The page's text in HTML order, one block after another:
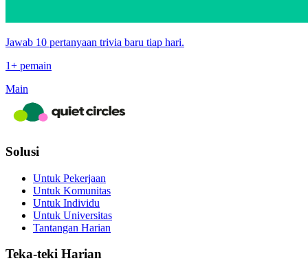
Jawab 10 pertanyaan trivia baru tiap hari.
1+ pemain
Main
Solusi
Untuk Pekerjaan
Untuk Komunitas
Untuk Individu
Untuk Universitas
Tantangan Harian
Teka-teki Harian